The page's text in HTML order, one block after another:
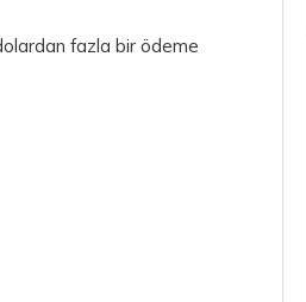
fazla bir ödeme